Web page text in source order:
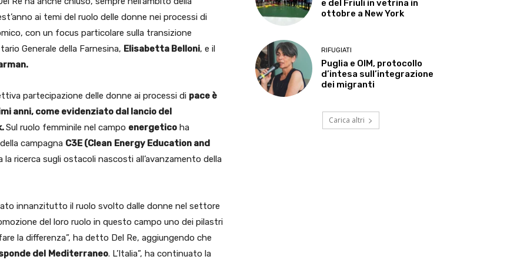
ai temi del ruolo delle donne nei processi di
con un focus particolare sulla transizione
Generale della Farnesina, Elisabetta Belloni, e il
partecipazione delle donne ai processi di pace è
anni, come evidenziato dal lancio del
Sul ruolo femminile nel campo energetico ha
campagna C3E (Clean Energy Education and
la ricerca sugli ostacoli nascosti all’avanzamento della
innanzitutto il ruolo svolto dalle donne nel settore
del loro ruolo in questo campo uno dei pilastri
la differenza”, ha detto Del Re, aggiungendo che
del Mediterraneo. L’Italia”, ha continuato la
e del Friuli in vetrina in
ottobre a New York
RIFUGIATI
Puglia e OIM, protocollo
d’intesa sull’integrazione
dei migranti
Carica altri